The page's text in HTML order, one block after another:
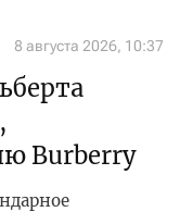
8 августа 2026, 10:37
Burberry